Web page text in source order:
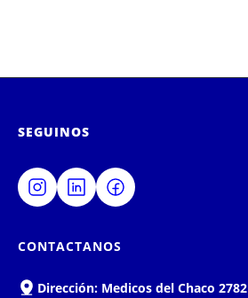
SEGUINOS
CONTACTANOS
Dirección: Medicos del Chaco 2782